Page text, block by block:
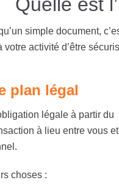
simple document,
votre activité d’être
plan légal
légale à partir du
à lieu entre vous et
choses :